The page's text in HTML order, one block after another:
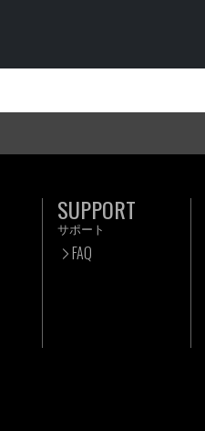
SUPPORT
サポート
FAQ